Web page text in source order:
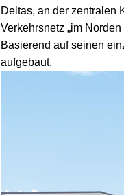
Deltas, an der zentralen
Verkehrsnetz „im
Basierend auf seinen
aufgebaut.